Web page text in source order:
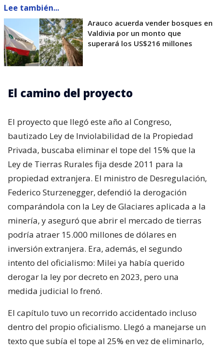
Lee también...
Arauco acuerda vender bosques en
Valdivia por un monto que
superará los US$216 millones
El camino del proyecto
El proyecto que llegó este año al Congreso,
bautizado Ley de Inviolabilidad de la Propiedad
Privada, buscaba eliminar el tope del 15% que la
Ley de Tierras Rurales fija desde 2011 para la
propiedad extranjera. El ministro de Desregulación,
Federico Sturzenegger, defendió la derogación
comparándola con la Ley de Glaciares aplicada a la
minería, y aseguró que abrir el mercado de tierras
podría atraer 15.000 millones de dólares en
inversión extranjera. Era, además, el segundo
intento del oficialismo: Milei ya había querido
derogar la ley por decreto en 2023, pero una
medida judicial lo frenó.
El capítulo tuvo un recorrido accidentado incluso
dentro del propio oficialismo. Llegó a manejarse un
texto que subía el tope al 25% en vez de eliminarlo,